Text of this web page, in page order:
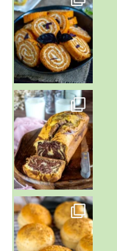
~ BUNS MAISON ~
Un peu de boulange par ici au